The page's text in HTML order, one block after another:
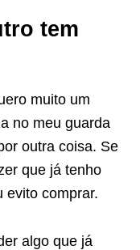
tem
muito um
no meu guarda
outra coisa. Se
que já tenho
evito comprar.
algo que já